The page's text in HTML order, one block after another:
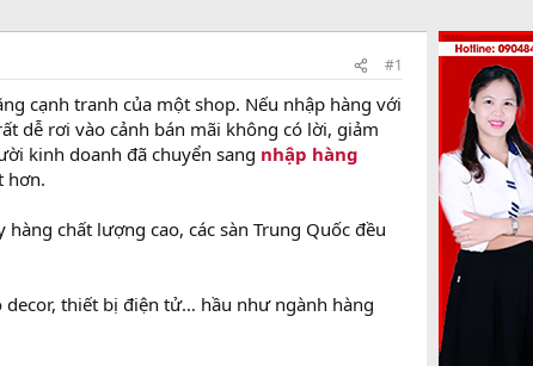
#1
cạnh tranh của một shop. Nếu nhập hàng với
dễ rơi vào cảnh bán mãi không có lời, giảm
kinh doanh đã chuyển sang nhập hàng
hơn.
chất lượng cao, các sàn Trung Quốc đều
thiết bị điện tử… hầu như ngành hàng